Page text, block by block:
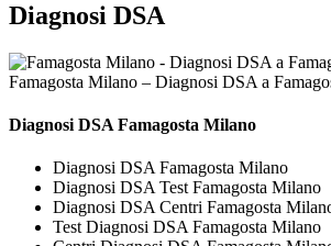
Diagnosi DSA
Famagosta Milano – Diagnosi DSA a
Diagnosi DSA Famagosta Milano
Diagnosi DSA Famagosta Milano
Diagnosi DSA Test Famagosta Milano
Diagnosi DSA Centri Famagosta
Test Diagnosi DSA Famagosta Milano